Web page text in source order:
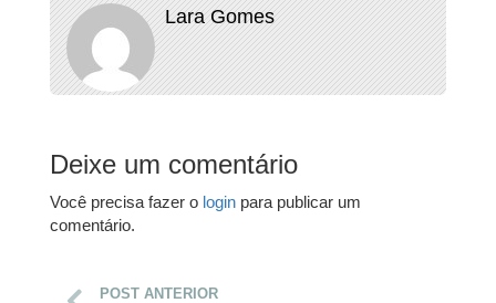
Lara Gomes
Deixe um comentário
Você precisa fazer o login para publicar um
comentário.
POST ANTERIOR